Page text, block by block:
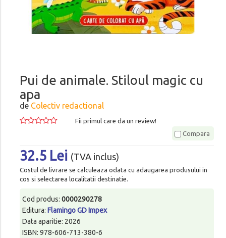
Pui de animale. Stiloul magic cu
apa
de Colectiv redactional
Fii primul care da un review!
Compara
32.5 Lei (TVA inclus)
Costul de livrare se calculeaza odata cu adaugarea produsului in
cos si selectarea localitatii destinatie.
Cod produs: 0000290278
Editura: Flamingo GD Impex
Data aparitie: 2026
ISBN: 978-606-713-380-6